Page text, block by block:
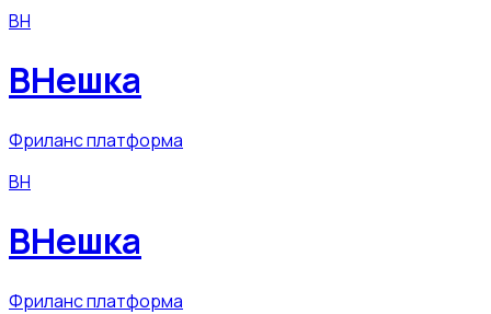
ВН
ВНешка
Фриланс платформа
ВН
ВНешка
Фриланс платформа